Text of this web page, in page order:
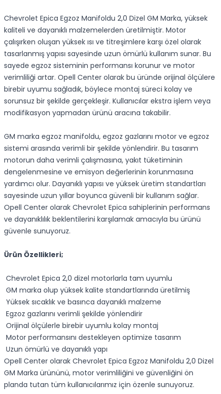
Chevrolet Epica Egzoz Manifoldu 2,0 Dizel GM Marka, yüksek
kaliteli ve dayanıklı malzemelerden üretilmiştir. Motor
çalışırken oluşan yüksek ısı ve titreşimlere karşı özel olarak
tasarlanmış yapısı sayesinde uzun ömürlü kullanım sunar. Bu
sayede egzoz sisteminin performansı korunur ve motor
verimliliği artar. Opell Center olarak bu üründe orijinal ölçülere
birebir uyumu sağladık, böylece montaj süreci kolay ve
sorunsuz bir şekilde gerçekleşir. Kullanıcılar ekstra işlem veya
modifikasyon yapmadan ürünü aracına takabilir.
GM marka egzoz manifoldu, egzoz gazlarını motor ve egzoz
sistemi arasında verimli bir şekilde yönlendirir. Bu tasarım
motorun daha verimli çalışmasına, yakıt tüketiminin
dengelenmesine ve emisyon değerlerinin korunmasına
yardımcı olur. Dayanıklı yapısı ve yüksek üretim standartları
sayesinde uzun yıllar boyunca güvenli bir kullanım sağlar.
Opell Center olarak Chevrolet Epica sahiplerinin performans
ve dayanıklılık beklentilerini karşılamak amacıyla bu ürünü
güvenle sunuyoruz.
Ürün Özellikleri;
Chevrolet Epica 2,0 dizel motorlarla tam uyumlu
GM marka olup yüksek kalite standartlarında üretilmiş
Yüksek sıcaklık ve basınca dayanıklı malzeme
Egzoz gazlarını verimli şekilde yönlendirir
Orijinal ölçülerle birebir uyumlu kolay montaj
Motor performansını destekleyen optimize tasarım
Uzun ömürlü ve dayanıklı yapı
Opell Center olarak Chevrolet Epica Egzoz Manifoldu 2,0 Dizel
GM Marka ürününü, motor verimliliğini ve güvenliğini ön
planda tutan tüm kullanıcılarımız için özenle sunuyoruz.